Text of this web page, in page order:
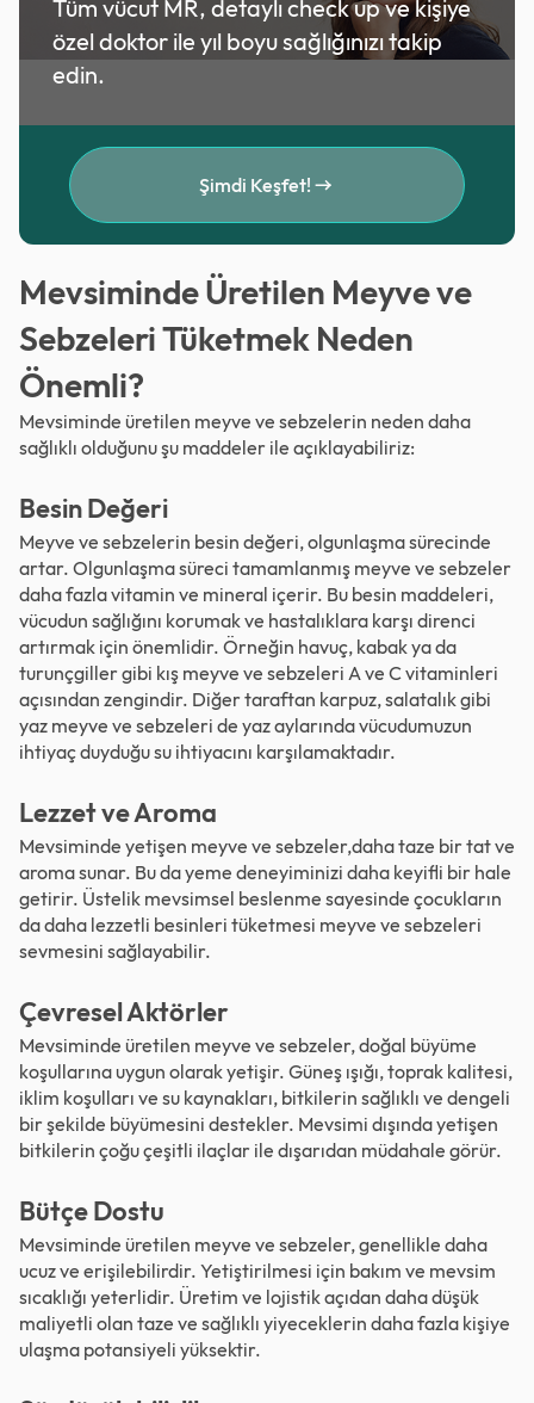
Tüm vücut MR, detaylı check up ve kişiye
özel doktor ile yıl boyu sağlığınızı takip
edin.
Şimdi Keşfet!
Mevsiminde Üretilen Meyve ve
Sebzeleri Tüketmek Neden
Önemli?
Mevsiminde üretilen meyve ve sebzelerin neden daha
sağlıklı olduğunu şu maddeler ile açıklayabiliriz:
Besin Değeri
Meyve ve sebzelerin besin değeri, olgunlaşma sürecinde
artar. Olgunlaşma süreci tamamlanmış meyve ve sebzeler
daha fazla vitamin ve mineral içerir. Bu besin maddeleri,
vücudun sağlığını korumak ve hastalıklara karşı direnci
artırmak için önemlidir. Örneğin havuç, kabak ya da
turunçgiller gibi kış meyve ve sebzeleri A ve C vitaminleri
açısından zengindir. Diğer taraftan karpuz, salatalık gibi
yaz meyve ve sebzeleri de yaz aylarında vücudumuzun
ihtiyaç duyduğu su ihtiyacını karşılamaktadır.
Lezzet ve Aroma
Mevsiminde yetişen meyve ve sebzeler,daha taze bir tat ve
aroma sunar. Bu da yeme deneyiminizi daha keyifli bir hale
getirir. Üstelik mevsimsel beslenme sayesinde çocukların
da daha lezzetli besinleri tüketmesi meyve ve sebzeleri
sevmesini sağlayabilir.
Çevresel Aktörler
Mevsiminde üretilen meyve ve sebzeler, doğal büyüme
koşullarına uygun olarak yetişir. Güneş ışığı, toprak kalitesi,
iklim koşulları ve su kaynakları, bitkilerin sağlıklı ve dengeli
bir şekilde büyümesini destekler. Mevsimi dışında yetişen
bitkilerin çoğu çeşitli ilaçlar ile dışarıdan müdahale görür.
Bütçe Dostu
Mevsiminde üretilen meyve ve sebzeler, genellikle daha
ucuz ve erişilebilirdir. Yetiştirilmesi için bakım ve mevsim
sıcaklığı yeterlidir. Üretim ve lojistik açıdan daha düşük
maliyetli olan taze ve sağlıklı yiyeceklerin daha fazla kişiye
ulaşma potansiyeli yüksektir.